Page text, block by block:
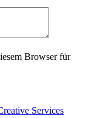
Browser für
Services